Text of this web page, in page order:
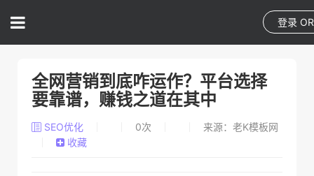
登录
全网营销到底咋运作？平台选择
要靠谱，赚钱之道在其中
SEO优化 0次
来源：老K模板网
收藏